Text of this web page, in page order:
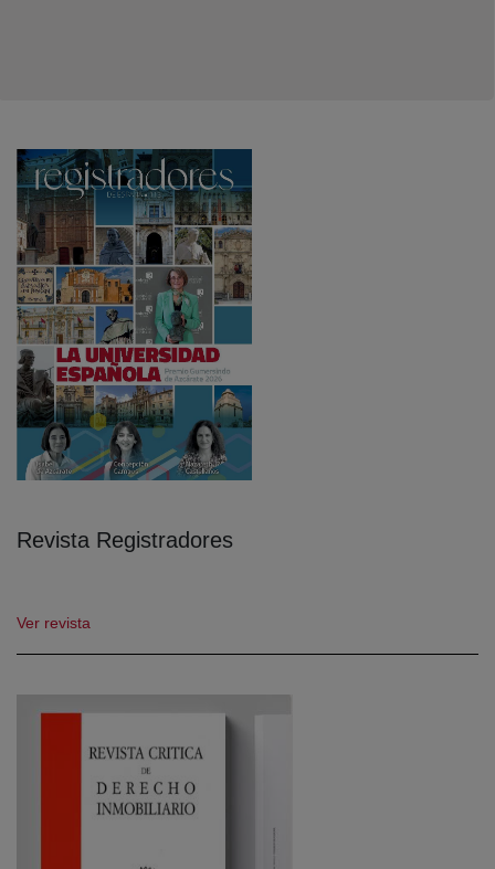
Revista Registradores
Ver revista